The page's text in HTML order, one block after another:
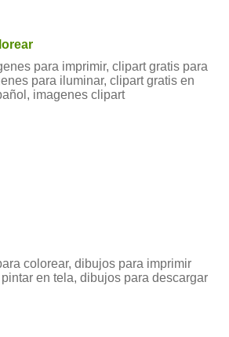
para imprimir, clipart gratis para
para iluminar, clipart gratis en
imagenes clipart
colorear, dibujos para imprimir
en tela, dibujos para descargar